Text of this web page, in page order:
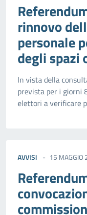
rinnovo
personale
degli spazi
In vista della
prevista per i giorni
elettori a verificare
AVVISI 15 MAGGIO